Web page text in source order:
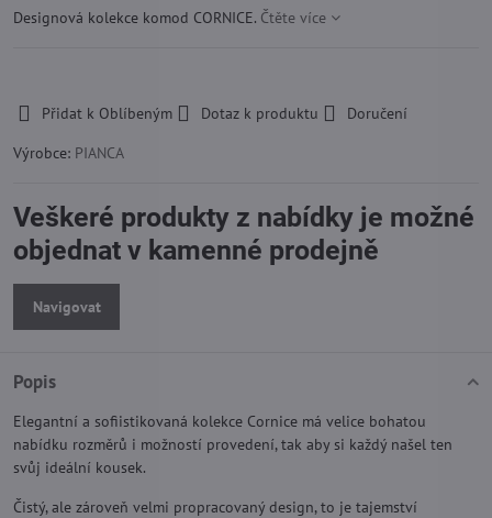
Designová kolekce komod CORNICE. Čtěte více
Přidat k Oblíbeným
Dotaz k produktu
Doručení
Výrobce: PIANCA
Veškeré produkty z nabídky je možné
objednat v kamenné prodejně
Navigovat
Popis
Elegantní a sofiistikovaná kolekce Cornice má velice bohatou
nabídku rozměrů i možností provedení, tak aby si každý našel ten
svůj ideální kousek.
Čistý, ale zároveň velmi propracovaný design, to je tajemství